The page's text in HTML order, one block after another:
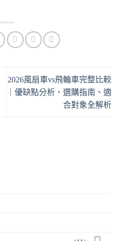
2026風扇車vs飛輪車完整比較
｜優缺點分析、選購指南、適
合對象全解析